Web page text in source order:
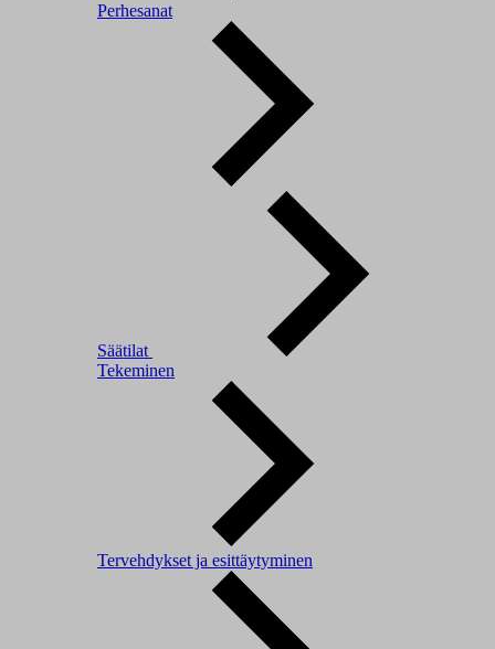
Perhesanat
Säätilat
Tekeminen
Tervehdykset ja esittäytyminen